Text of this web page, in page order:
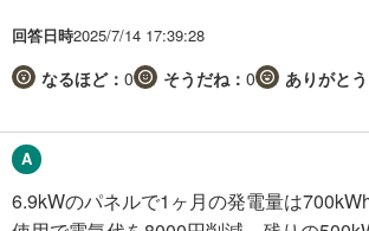
回答日時2025/7/14 17:39:28
なるほど： 0 そうだね： 0 ありがとう
6.9kWのパネルで1ヶ月の発電量は